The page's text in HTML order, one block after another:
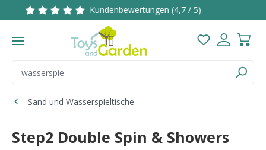
Zum Hauptinhalt springen
Kundenbewertungen (4,7 / 5)
Du hast 0
Sand und Wasserspieltische
Step2 Double Spin & Showers